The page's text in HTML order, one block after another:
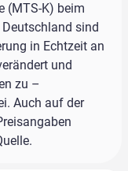
(MTS-K) beim
sind
in Echtzeit an
und
zu –
Auch auf der